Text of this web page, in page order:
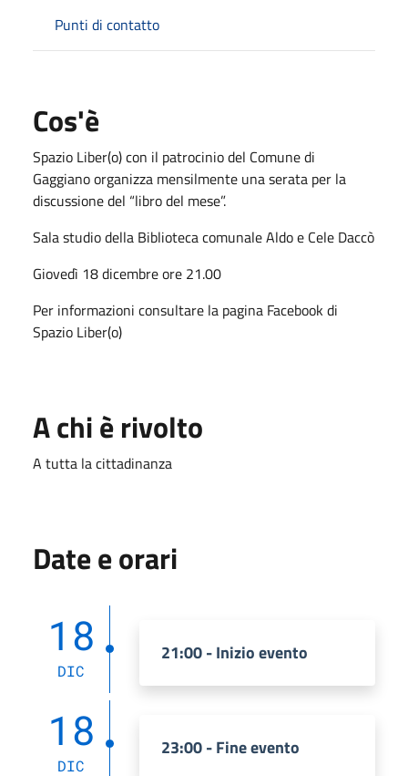
Punti di contatto
Cos'è
Spazio Liber(o) con il patrocinio del Comune di
Gaggiano organizza mensilmente una serata per la
discussione del “libro del mese”.
Sala studio della Biblioteca comunale Aldo e Cele Daccò
Giovedì 18 dicembre ore 21.00
Per informazioni consultare la pagina Facebook di
Spazio Liber(o)
A chi è rivolto
A tutta la cittadinanza
Date e orari
18
DIC
21:00 - Inizio evento
18
DIC
23:00 - Fine evento